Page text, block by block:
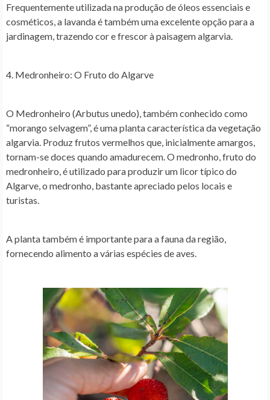
Frequentemente utilizada na produção de óleos essenciais e
cosméticos, a lavanda é também uma excelente opção para a
jardinagem, trazendo cor e frescor à paisagem algarvia.
4. Medronheiro: O Fruto do Algarve
O Medronheiro (Arbutus unedo), também conhecido como
“morango selvagem”, é uma planta característica da vegetação
algarvia. Produz frutos vermelhos que, inicialmente amargos,
tornam-se doces quando amadurecem. O medronho, fruto do
medronheiro, é utilizado para produzir um licor típico do
Algarve, o medronho, bastante apreciado pelos locais e
turistas.
A planta também é importante para a fauna da região,
fornecendo alimento a várias espécies de aves.